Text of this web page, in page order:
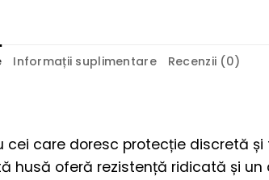
Informații suplimentare Recenzii (0)
cei care doresc protecție
oferă rezistență ridicată și